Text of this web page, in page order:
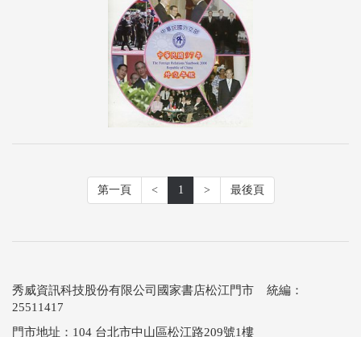
第一頁 < 1 > 最後頁
秀威資訊科技股份有限公司國家書店松江門市 統編：
25511417
門市地址：104 台北市中山區松江路209號1樓